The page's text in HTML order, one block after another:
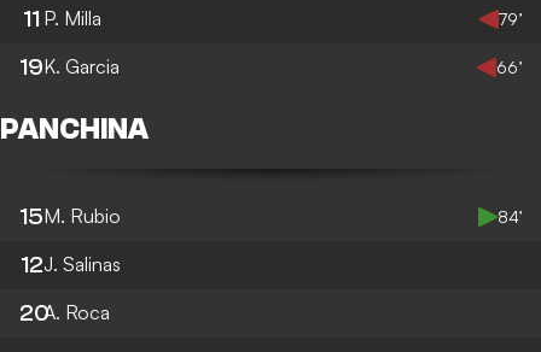
11 P. Milla 79’
19K. Garcia 66’
PANCHINA
15M. Rubio 84’
12J. Salinas
20A. Roca